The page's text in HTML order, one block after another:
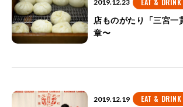
2019.12.23
店ものがたり「三宮
章〜
2019.12.19 EAT & DRINK